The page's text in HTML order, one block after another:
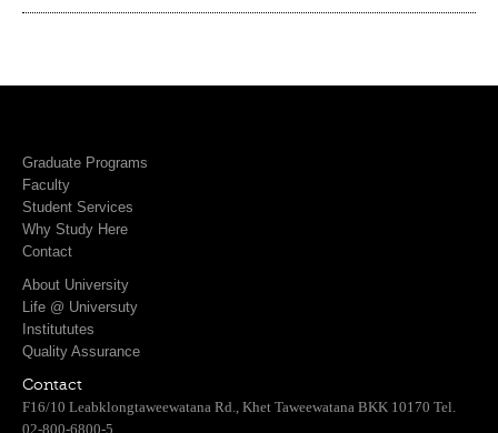
Graduate Programs
Faculty
Student Services
Why Study Here
Contact
About University
Life @ Universuty
Institututes
Quality Assurance
Contact
F16/10 Leabklongtaweewatana Rd., Khet Taweewatana BKK 10170 Tel.
02-800-6800-5